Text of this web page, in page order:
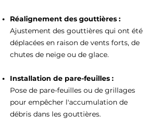
Réalignement des gouttières :
Ajustement des gouttières qui ont été
déplacées en raison de vents forts, de
chutes de neige ou de glace.
Installation de pare-feuilles :
Pose de pare-feuilles ou de grillages
pour empêcher l'accumulation de
débris dans les gouttières.